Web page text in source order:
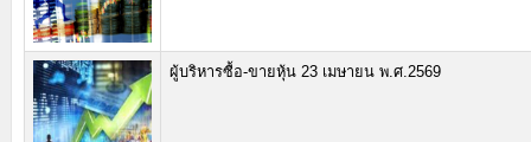
ผู้บริหารซื้อ-ขายหุ้น 23 เมษายน พ.ศ.2569